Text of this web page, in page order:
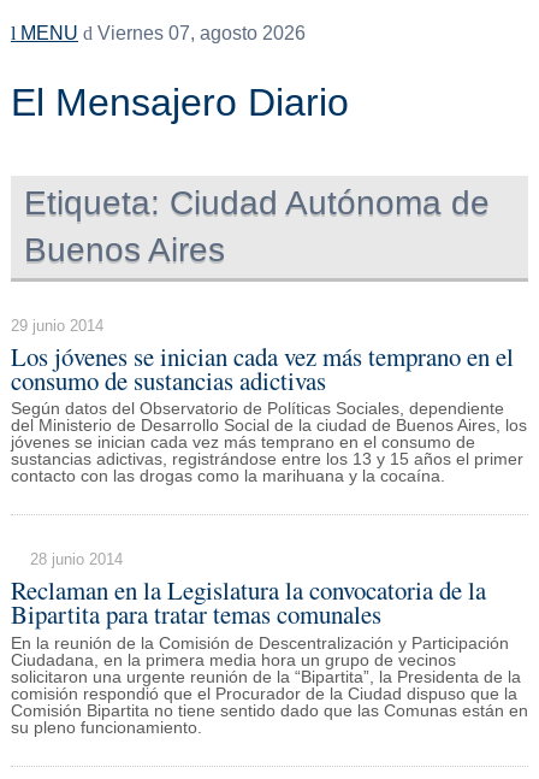
MENU Viernes 07, agosto 2026
El Mensajero Diario
Etiqueta: Ciudad Autónoma de
Buenos Aires
29 junio 2014
Los jóvenes se inician cada vez más temprano en el
consumo de sustancias adictivas
Según datos del Observatorio de Políticas Sociales, dependiente
del Ministerio de Desarrollo Social de la ciudad de Buenos Aires, los
jóvenes se inician cada vez más temprano en el consumo de
sustancias adictivas, registrándose entre los 13 y 15 años el primer
contacto con las drogas como la marihuana y la cocaína.
28 junio 2014
Reclaman en la Legislatura la convocatoria de la
Bipartita para tratar temas comunales
En la reunión de la Comisión de Descentralización y Participación
Ciudadana, en la primera media hora un grupo de vecinos
solicitaron una urgente reunión de la “Bipartita”, la Presidenta de la
comisión respondió que el Procurador de la Ciudad dispuso que la
Comisión Bipartita no tiene sentido dado que las Comunas están en
su pleno funcionamiento.